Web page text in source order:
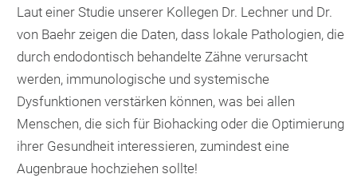
Laut einer Studie unserer Kollegen Dr. Lechner und Dr.
von Baehr zeigen die Daten, dass lokale Pathologien, die
durch endodontisch behandelte Zähne verursacht
werden, immunologische und systemische
Dysfunktionen verstärken können, was bei allen
Menschen, die sich für Biohacking oder die Optimierung
ihrer Gesundheit interessieren, zumindest eine
Augenbraue hochziehen sollte!